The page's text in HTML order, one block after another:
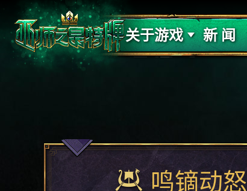
关于游戏
支持
新 闻
鸣镝动怒